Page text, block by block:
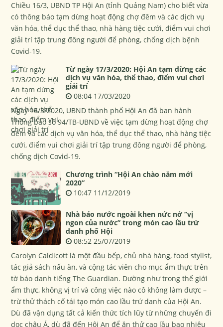
Chiều 16/3, UBND TP Hội An (tỉnh Quảng Nam) cho biết vừa
có thông báo tạm dừng hoạt động chợ đêm và các dịch vụ
văn hóa, thể dục thể thao, nhà hàng tiệc cưới, điểm vui chơi
giải trí tập trung đông người để phòng, chống dịch bệnh
Covid-19.
Từ ngày 17/3/2020: Hội An tạm dừng các
dịch vụ văn hóa, thể thao, điểm vui chơi
giải trí
08:04 17/03/2020
Ngày 16/3/2020, UBND thành phố Hội An đã ban hành
Thông báo số 94/TB-UBND về việc tạm dừng hoạt động chợ
đêm và các dịch vụ văn hóa, thể dục thể thao, nhà hàng tiệc
cưới, điểm vui chơi giải trí tập trung đông người để phòng,
chống dịch Covid-19.
Chương trình “Hội An chào năm mới
2020”
10:47 11/12/2019
Nhà báo nước ngoài khen nức nở “vị
ngon của nước” trong món cao lầu trứ
danh phố Hội
08:52 25/07/2019
Carolyn Caldicott là một đầu bếp, chủ nhà hàng, food stylist,
tác giả sách nấu ăn, và cộng tác viên cho mục ẩm thực trên
tờ báo danh tiếng The Guardian. Dường như trong thế giới
ẩm thực, không vị trí và công việc nào cô không làm được –
trừ thử thách cố tái tạo món cao lầu trứ danh của Hội An.
Dù đã vận dụng tất cả kiến thức tích lũy từ những chuyến đi
dọc châu Á, dù đã đến Hội An để ăn thử cao lầu bao nhiêu